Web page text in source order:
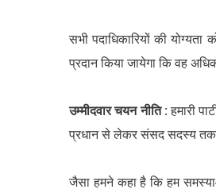
सभी पदाधिकारियों की
प्रदान किया जायेगा कि वह
उम्मीदवार चयन नीति : हमारी
प्रधान से लेकर संसद सदस्य तक के
जैसा हमने कहा है कि हम